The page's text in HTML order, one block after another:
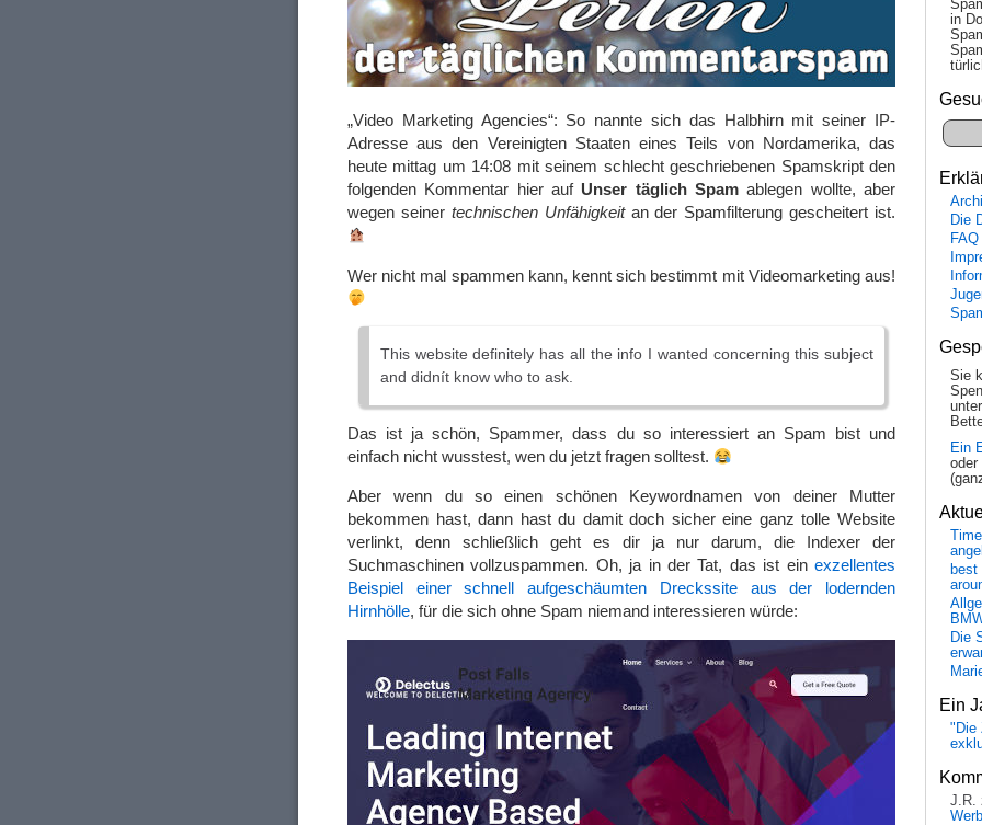
„Video Marketing Agencies“: So nannte sich das Halbhirn mit seiner IP-
Adresse aus den Vereinigten Staaten eines Teils von Nordamerika, das
heute mittag um 14:08 mit seinem schlecht geschriebenen Spamskript den
folgenden Kommentar hier auf Unser täglich Spam ablegen wollte, aber
wegen seiner technischen Unfähigkeitan der Spamfilterung gescheitert ist.
Wer nicht mal spammen kann, kennt sich bestimmt mit Videomarketing aus!
This website definitely has all the info I wanted concerning this subject
and didnít know who to ask.
Das ist ja schön, Spammer, dass du so interessiert an Spam bist und
einfach nicht wusstest, wen du jetzt fragen solltest.
Aber wenn du so einen schönen Keywordnamen von deiner Mutter
bekommen hast, dann hast du damit doch sicher eine ganz tolle Website
verlinkt, denn schließlich geht es dir ja nur darum, die Indexer der
Suchmaschinen vollzuspammen. Oh, ja in der Tat, das ist ein exzellentes
Beispiel einer schnell aufgeschäumten Dreckssite aus der lodernden
Hirnhölle, für die sich ohne Spam niemand interessieren würde:
in
Die
FAQ
Sie
Ein
oder
Die
Ein
"Die
J.R.